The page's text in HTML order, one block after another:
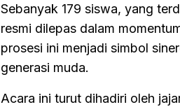
Sebanyak 179 siswa, yang
resmi dilepas dalam
prosesi ini menjadi simbol
generasi muda.
Acara ini turut dihadiri oleh